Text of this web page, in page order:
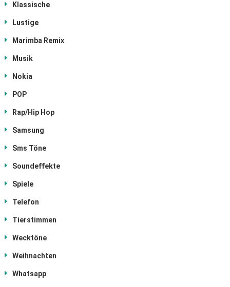
Klassische
Lustige
Marimba Remix
Musik
Nokia
POP
Rap/Hip Hop
Samsung
Sms Töne
Soundeffekte
Spiele
Telefon
Tierstimmen
Wecktöne
Weihnachten
Whatsapp